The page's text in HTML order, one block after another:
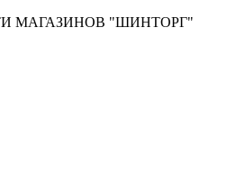
МАГАЗИНОВ "ШИНТОРГ"